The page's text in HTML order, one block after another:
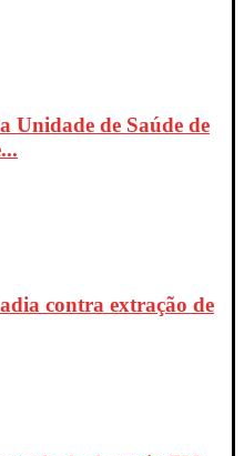
Unidade de Saúde de
contra extração de